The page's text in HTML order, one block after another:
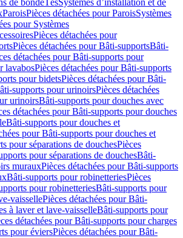
de bondeTésSystèmes d’installation et de
ParoisPièces détachées pour ParoisSystèmes
pour Systèmes
Pièces détachées pour
Pièces détachées pour Bâti-supportsBâti-
détachées pour Bâti-supports pour
lavabosPièces détachées pour Bâti-supports
pour bidetsPièces détachées pour Bâti-
supports pour urinoirsPièces détachées
urinoirsBâti-supports pour douches avec
détachées pour Bâti-supports pour douches
Bâti-supports pour douches et
pour Bâti-supports pour douches et
pour séparations de douchesPièces
pour séparations de douchesBâti-
murauxPièces détachées pour Bâti-supports
Bâti-supports pour robinetteriesPièces
pour robinetteriesBâti-supports pour
vaissellePièces détachées pour Bâti-
à laver et lave-vaisselleBâti-supports pour
détachées pour Bâti-supports pour charges
pour éviersPièces détachées pour Bâti-